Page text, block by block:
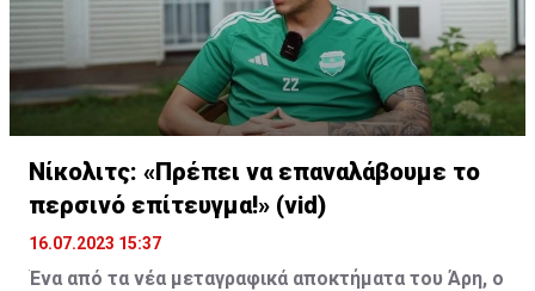
Νίκολιτς: «Πρέπει να επαναλάβουμε το
περσινό επίτευγμα!» (vid)
16.07.2023 15:37
Ένα από τα νέα μεταγραφικά αποκτήματα του Άρη, ο